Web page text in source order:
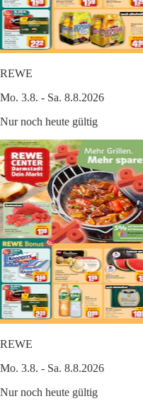
REWE
Mo. 3.8. - Sa. 8.8.2026
Nur noch heute gültig
REWE
Mo. 3.8. - Sa. 8.8.2026
Nur noch heute gültig